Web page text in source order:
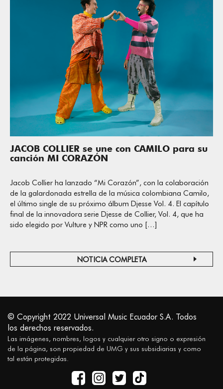
JACOB COLLIER se une con CAMILO para su
canción MI CORAZÓN
Jacob Collier ha lanzado “Mi Corazón”, con la colaboración
de la galardonada estrella de la música colombiana Camilo,
el último single de su próximo álbum Djesse Vol. 4. El capítulo
final de la innovadora serie Djesse de Collier, Vol. 4, que ha
sido elegido por Vulture y NPR como uno […]
NOTICIA COMPLETA
© Copyright 2022 Universal Music Ecuador S.A. Todos
los derechos reservados.
Las imágenes, nombres, logos y cualquier otro signo o expresión
de la página, son propiedad de UMG y sus subsidiarias y como
tal están protegidas.